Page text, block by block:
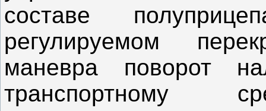
составе
регулируемом
маневра поворот
транспортному